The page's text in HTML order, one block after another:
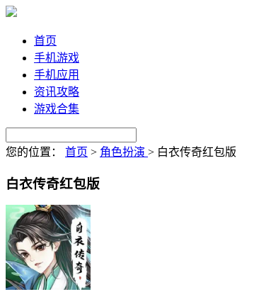
首页
手机游戏
手机应用
资讯攻略
游戏合集
您的位置： 首页 > 角色扮演 > 白衣传奇红包版
白衣传奇红包版